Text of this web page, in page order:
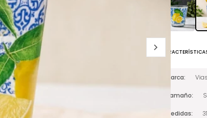
Marca
Tamaño
Medidas